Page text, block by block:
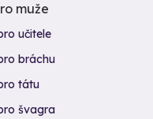
muže
učitele
bráchu
tátu
švagra